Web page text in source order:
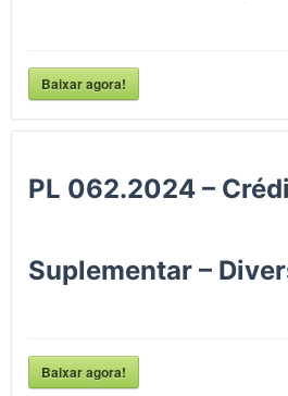
Baixar agora!
PL 062.2024 –
Suplementar –
Baixar agora!